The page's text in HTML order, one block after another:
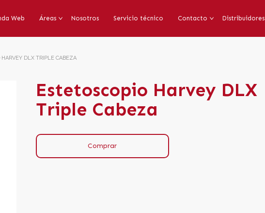
Web Áreas Nosotros Servicio técnico Contacto Distribuidores
HARVEY DLX TRIPLE CABEZA
Estetoscopio Harvey DLX
Triple Cabeza
Comprar